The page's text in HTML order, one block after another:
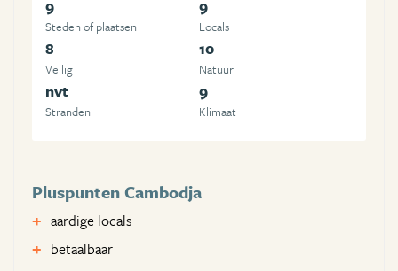
9
Steden of plaatsen
9
Locals
8
Veilig
10
Natuur
nvt
Stranden
9
Klimaat
Pluspunten Cambodja
aardige locals
betaalbaar